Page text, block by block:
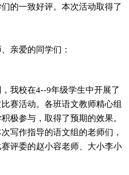
的一致好评。本次活动取得了
亲爱的同学们：
我校在4--9年级学生中开展了
赛活动。各班语文教师精心组
极参与，取得了预期的效果。
写作指导的语文组的老师们，
评委的赵小容老师、大小李小